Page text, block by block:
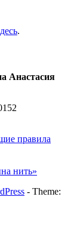
.
Анастасия
правила
нить»
- Theme: